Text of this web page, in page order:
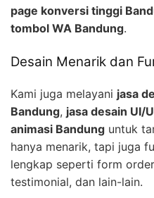
page konversi tinggi
tombol WA Bandung.
Desain Menarik dan
Kami juga melayani jasa
Bandung, jasa desain UI/
animasi Bandung untuk
hanya menarik, tapi juga
lengkap seperti form
testimonial, dan lain-lain.